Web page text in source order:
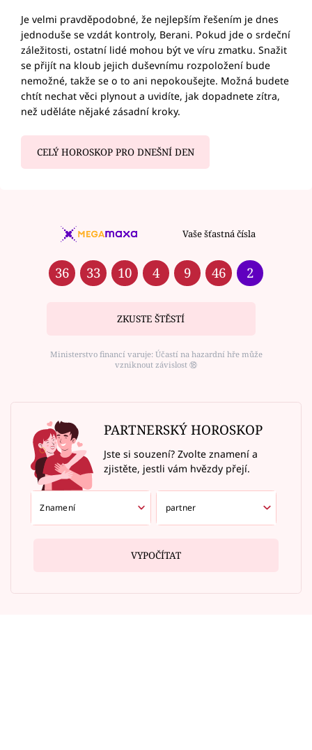
Je velmi pravděpodobné, že nejlepším řešením je dnes
jednoduše se vzdát kontroly, Berani. Pokud jde o srdeční
záležitosti, ostatní lidé mohou být ve víru zmatku. Snažit
se přijít na kloub jejich duševnímu rozpoložení bude
nemožné, takže se o to ani nepokoušejte. Možná budete
chtít nechat věci plynout a uvidíte, jak dopadnete zítra,
než uděláte nějaké zásadní kroky.
CELÝ HOROSKOP PRO DNEŠNÍ DEN
Vaše šťastná čísla
36 33 10 4 9 46 2
ZKUSTE ŠTĚSTÍ
Ministerstvo financí varuje: Účastí na hazardní hře může
vzniknout závislost ⑱
PARTNERSKÝ HOROSKOP
Jste si souzení? Zvolte znamení a
zjistěte, jestli vám hvězdy přejí.
VYPOČÍTAT